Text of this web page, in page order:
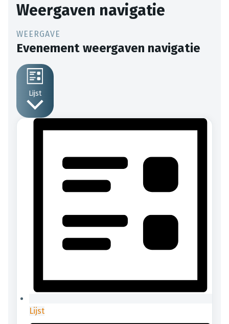
Weergaven navigatie
Evenement weergaven navigatie
Lijst
Lijst